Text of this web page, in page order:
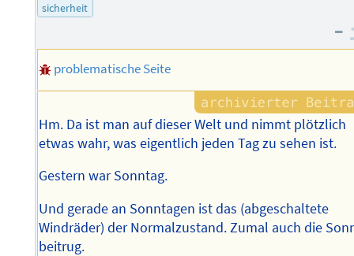
sicherheit
–
problematische Seite
Hm. Da ist man auf dieser Welt und nimmt plötzlich
etwas wahr, was eigentlich jeden Tag zu sehen ist.
Gestern war Sonntag.
Und gerade an Sonntagen ist das (abgeschaltete
Windräder) der Normalzustand. Zumal auch die
beitrug.